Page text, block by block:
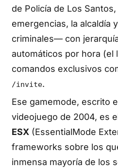
de Policía de Los
emergencias, la alcaldía
criminales— con
automáticos por hora (el
comandos exclusivos
/invite.
Ese gamemode, escrito
videojuego de 2004, es
ESX (EssentialMode
frameworks sobre los
inmensa mayoría de los